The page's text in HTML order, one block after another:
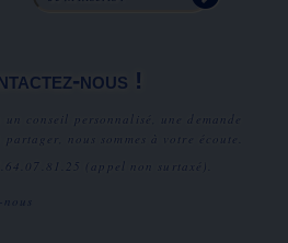
nous !
conseil personnalisé, une demande
nous sommes à votre écoute.
(appel non surtaxé).